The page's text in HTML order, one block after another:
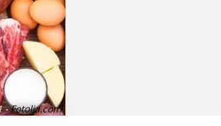
-Fotolia.com